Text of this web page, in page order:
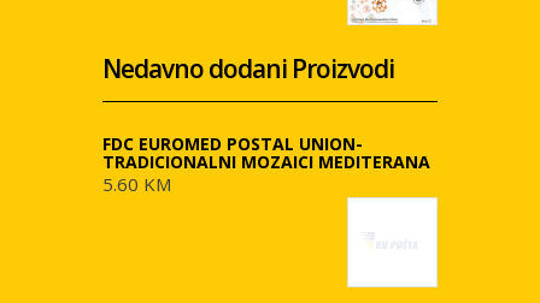
Nedavno dodani Proizvodi
FDC EUROMED POSTAL UNION-
TRADICIONALNI MOZAICI MEDITERANA
5.60 KM